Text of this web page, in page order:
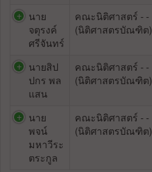
นาย
จตุรงค์
ศรีจันทร์
คณะนิติศาสตร์ - -
(นิติศาสตรบัณฑิต)
นายสิป
ปกร พล
แสน
คณะนิติศาสตร์ - -
(นิติศาสตรบัณฑิต)
นาย
พจน์
มหาวีระ
ตระกูล
คณะนิติศาสตร์ - -
(นิติศาสตรบัณฑิต)